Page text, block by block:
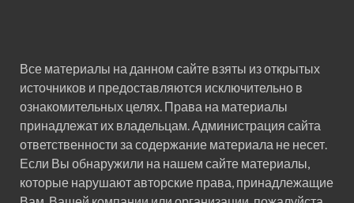
Все материалы на данном сайте взяты из открытых
источников и предоставляются исключительно в
ознакомительных целях. Права на материалы
принадлежат их владельцам. Администрация сайта
ответственности за содержание материала не несет.
Если Вы обнаружили на нашем сайте материалы,
которые нарушают авторские права, принадлежащие